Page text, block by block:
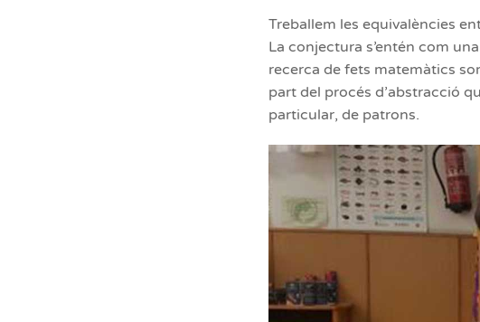
Treballem les equivalències
La conjectura s’entén com
recerca de fets matemàtics
part del procés d’abstracció
particular, de patrons.